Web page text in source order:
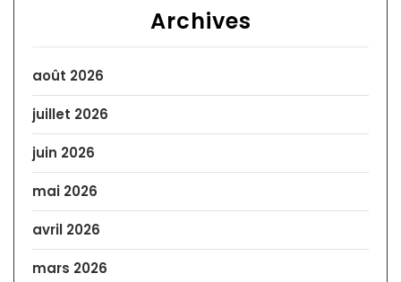
Archives
août 2026
juillet 2026
juin 2026
mai 2026
avril 2026
mars 2026